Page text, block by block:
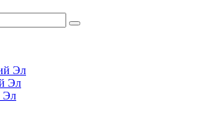
Эл
Эл
Эл